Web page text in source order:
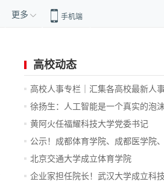
更多 手机端
高校动态
高校人事专栏｜汇集各高校最新人
徐扬生：人工智能是一个真实的泡
前...
黄阿火任福耀科技大学党委书记
公示！成都体育学院、成都医学院
通...
北京交通大学成立体育学院
企业家担任院长！武汉大学成立科